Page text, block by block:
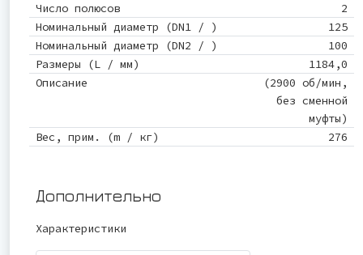
Число полюсов
2
Номинальный диаметр (DN1 / )
125
Номинальный диаметр (DN2 / )
100
Размеры (L / мм)
1184,0
Описание
(2900 об/мин,
без сменной
муфты)
Вес, прим. (m / кг)
276
Дополнительно
Характеристики